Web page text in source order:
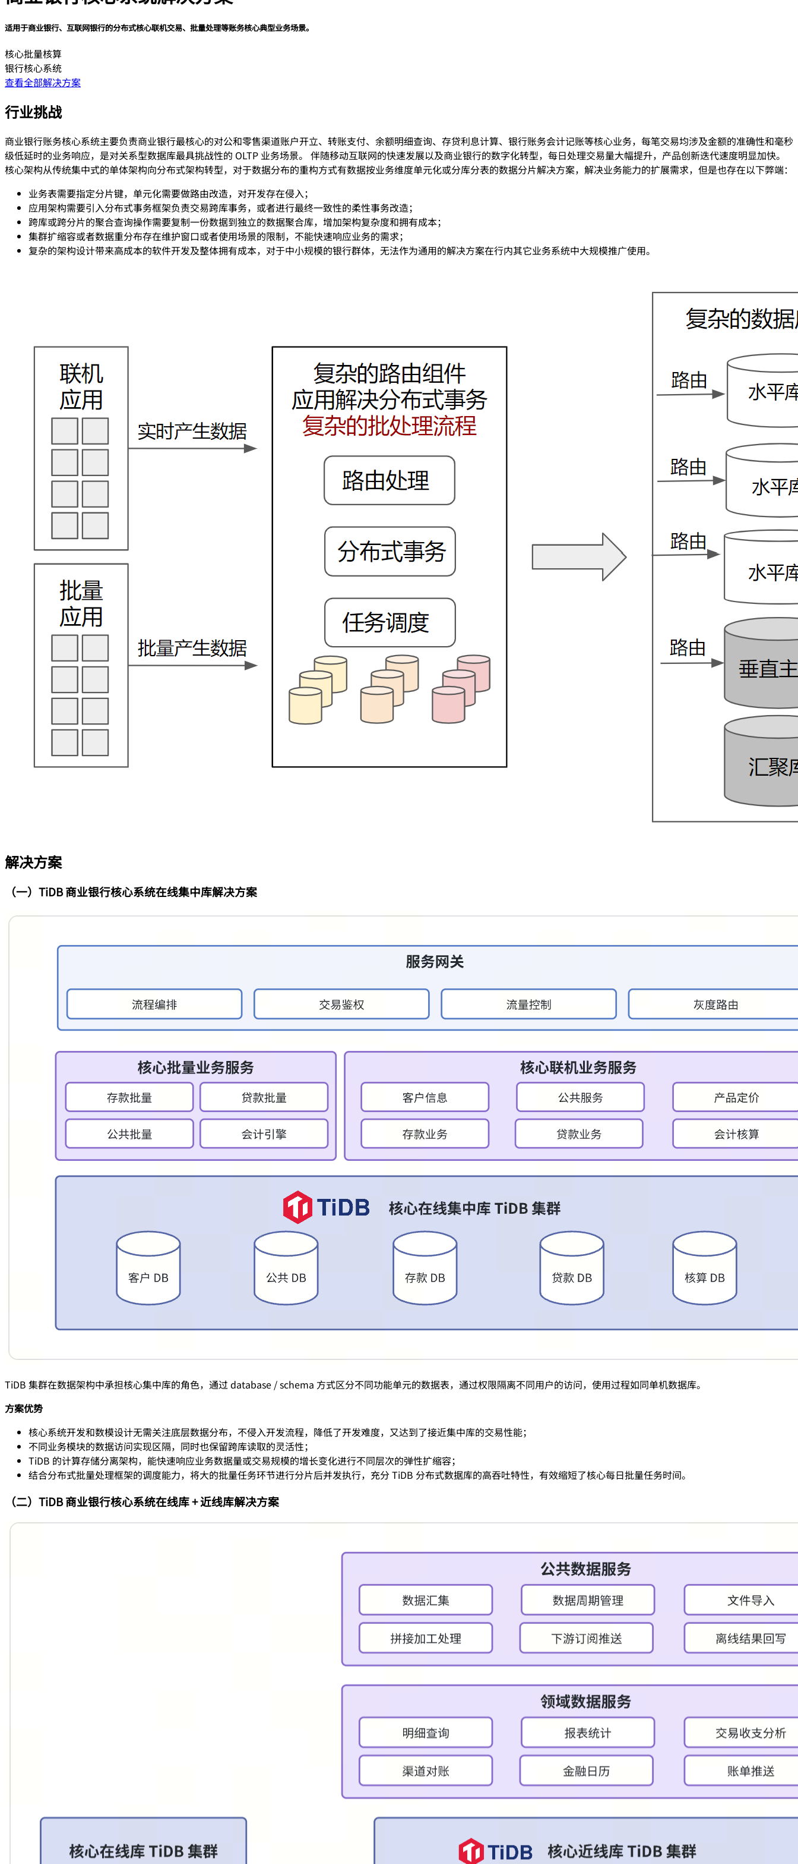
适用于商业银行、互联网银行的分布式核心联机交易、批量处理等账务核心典型业务场景。
核心批量核算
银行核心系统
查看全部解决方案
行业挑战
商业银行账务核心系统主要负责商业银行最核心的对公和零售渠道账户开立、转账支付、余额明细查询、存贷利息计算、银行账务会计记账等核心业务，每笔交易均涉及金额的准确性和毫秒
级低延时的业务响应，是对关系型数据库最具挑战性的 OLTP 业务场景。 伴随移动互联网的快速发展以及商业银行的数字化转型，每日处理交易量大幅提升，产品创新迭代速度明显加快。
核心架构从传统集中式的单体架构向分布式架构转型，对于数据分布的重构方式有数据按业务维度单元化或分库分表的数据分片解决方案，解决业务能力的扩展需求，但是也存在以下弊端：
业务表需要指定分片键，单元化需要做路由改造，对开发存在侵入；
应用架构需要引入分布式事务框架负责交易跨库事务，或者进行最终一致性的柔性事务改造；
跨库或跨分片的聚合查询操作需要复制一份数据到独立的数据聚合库，增加架构复杂度和拥有成本；
集群扩缩容或者数据重分布存在维护窗口或者使用场景的限制，不能快速响应业务的需求；
复杂的架构设计带来高成本的软件开发及整体拥有成本，对于中小规模的银行群体，无法作为通用的解决方案在行内其它业务系统中大规模推广使用。
解决方案
（一）TiDB 商业银行核心系统在线集中库解决方案
TiDB 集群在数据架构中承担核心集中库的角色，通过 database / schema 方式区分不同功能单元的数据表，通过权限隔离不同用户的访问，使用过程如同单机数据库。
方案优势
核心系统开发和数模设计无需关注底层数据分布，不侵入开发流程，降低了开发难度，又达到了接近集中库的交易性能；
不同业务模块的数据访问实现区隔，同时也保留跨库读取的灵活性；
TiDB 的计算存储分离架构，能快速响应业务数据量或交易规模的增长变化进行不同层次的弹性扩缩容；
结合分布式批量处理框架的调度能力，将大的批量任务环节进行分片后并发执行，充分 TiDB 分布式数据库的高吞吐特性，有效缩短了核心每日批量任务时间。
（二）TiDB 商业银行核心系统在线库 + 近线库解决方案